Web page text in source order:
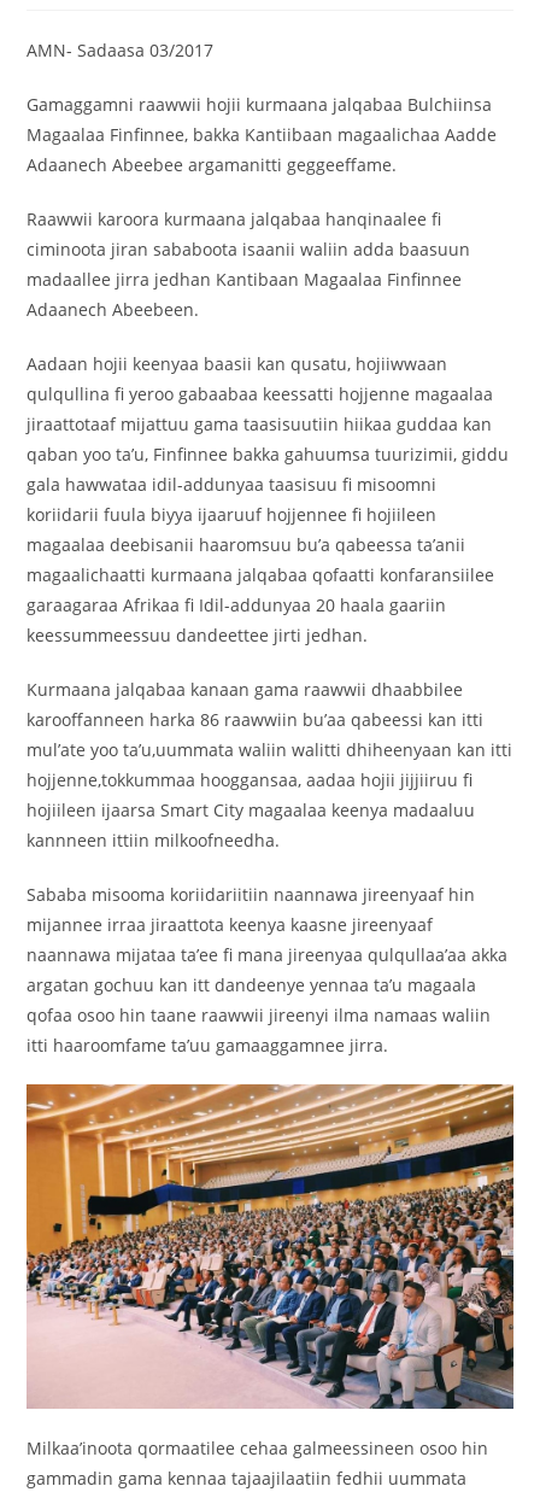
AMN- Sadaasa 03/2017
Gamaggamni raawwii hojii kurmaana jalqabaa Bulchiinsa
Magaalaa Finfinnee, bakka Kantiibaan magaalichaa Aadde
Adaanech Abeebee argamanitti geggeeffame.
Raawwii karoora kurmaana jalqabaa hanqinaalee fi
ciminoota jiran sababoota isaanii waliin adda baasuun
madaallee jirra jedhan Kantibaan Magaalaa Finfinnee
Adaanech Abeebeen.
Aadaan hojii keenyaa baasii kan qusatu, hojiiwwaan
qulqullina fi yeroo gabaabaa keessatti hojjenne magaalaa
jiraattotaaf mijattuu gama taasisuutiin hiikaa guddaa kan
qaban yoo ta’u, Finfinnee bakka gahuumsa tuurizimii, giddu
gala hawwataa idil-addunyaa taasisuu fi misoomni
koriidarii fuula biyya ijaaruuf hojjennee fi hojiileen
magaalaa deebisanii haaromsuu bu’a qabeessa ta’anii
magaalichaatti kurmaana jalqabaa qofaatti konfaransiilee
garaagaraa Afrikaa fi Idil-addunyaa 20 haala gaariin
keessummeessuu dandeettee jirti jedhan.
Kurmaana jalqabaa kanaan gama raawwii dhaabbilee
karooffanneen harka 86 raawwiin bu’aa qabeessi kan itti
mul’ate yoo ta’u,uummata waliin walitti dhiheenyaan kan itti
hojjenne,tokkummaa hooggansaa, aadaa hojii jijjiiruu fi
hojiileen ijaarsa Smart City magaalaa keenya madaaluu
kannneen ittiin milkoofneedha.
Sababa misooma koriidariitiin naannawa jireenyaaf hin
mijannee irraa jiraattota keenya kaasne jireenyaaf
naannawa mijataa ta’ee fi mana jireenyaa qulqullaa’aa akka
argatan gochuu kan itt dandeenye yennaa ta’u magaala
qofaa osoo hin taane raawwii jireenyi ilma namaas waliin
itti haaroomfame ta’uu gamaaggamnee jirra.
Milkaa’inoota qormaatilee cehaa galmeessineen osoo hin
gammadin gama kennaa tajaajilaatiin fedhii uummata